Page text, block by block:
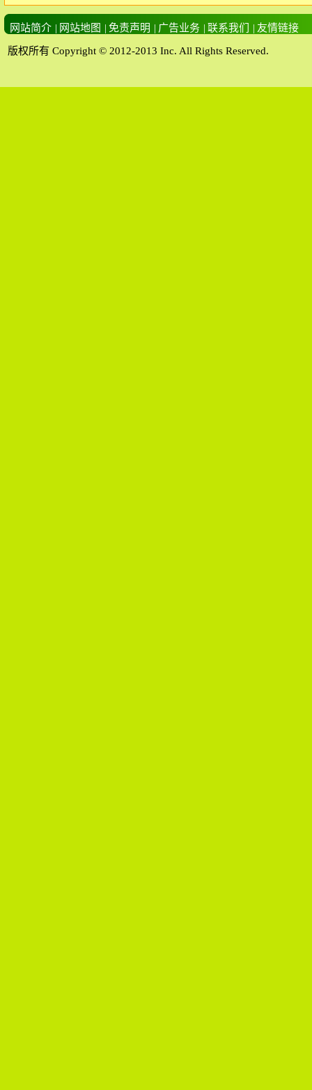
网站简介 | 网站地图 | 免责声明 | 广告业务 | 联系我们 | 友情链接
版权所有 Copyright © 2012-2013 Inc. All Rights Reserved.